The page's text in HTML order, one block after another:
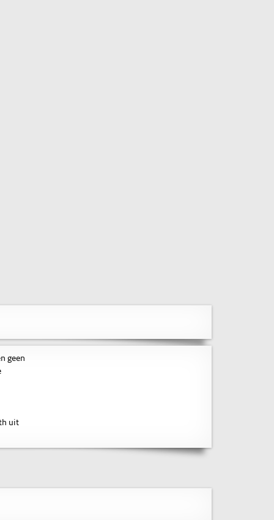
geen
uit